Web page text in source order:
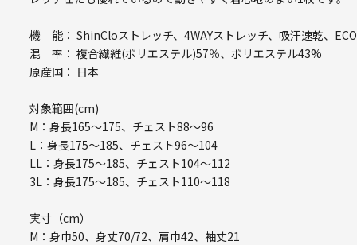
機 能： ShinCloストレッチ、4WAYストレッチ、吸汗速乾、ECO
混 率： 複合繊維(ポリエステル)57％、ポリエステル43%
原産国： 日本
対象範囲(cm)
M：身長165～175、チェスト88～96
L：身長175～185、チェスト96～104
LL：身長175～185、チェスト104～112
3L：身長175～185、チェスト110～118
実寸（cm）
M：身巾50、身丈70/72、肩巾42、袖丈21